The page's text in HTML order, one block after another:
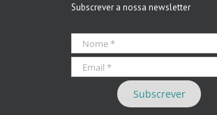
Subscrever a nossa newsletter